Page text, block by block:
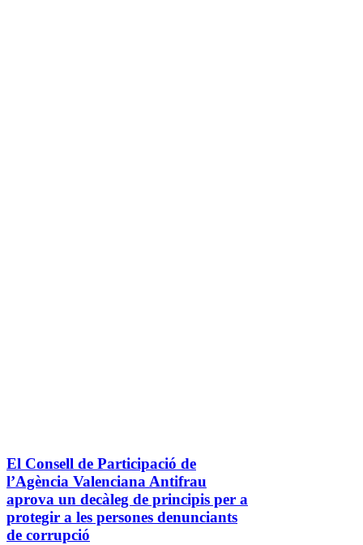
El Consell de Participació de
l’Agència Valenciana Antifrau
aprova un decàleg de principis per a
protegir a les persones denunciants
de corrupció